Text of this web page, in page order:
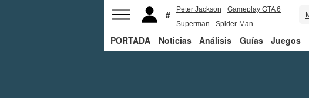
Peter Jackson
Gameplay GTA 6
Superman
Spider-Man
PORTADA Noticias Análisis Guías Juegos